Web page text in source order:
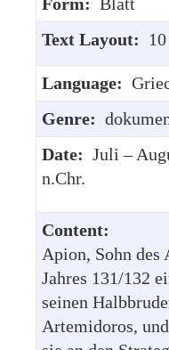
Text Layout:
Language:
Genre:
Date: Juli –
n.Chr.
Content:
Apion, Sohn des
Jahres 131/132
seinen
Artemidoros,